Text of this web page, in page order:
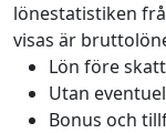
lönestatistiken
visas är
Lön före skatt
Utan
Bonus och